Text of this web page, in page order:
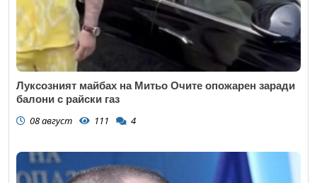
Луксозният майбах на Митьо Очите опожарен заради
балони с райски газ
08 август 111 4